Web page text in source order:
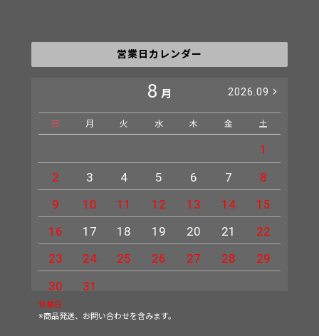
営業日カレンダー
8 月 2026.09
日 月 火 水 木 金 土
1
2
3 4 5 6 7
8
9
10 11 12 13 14
15
16
17 18 19 20 21
22
23
24 25 26 27 28
29
30
31
休業日
※商品発送、お問い合わせを含みます。